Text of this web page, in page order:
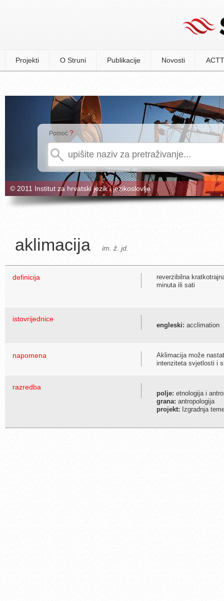
Projekti O Struni Publikacije Novosti
Pomoć ?
© 2011 Institut za hrvatski jezik i jezikoslovlje
aklimacija im. ž. jd.
definicija
reverzibilna
minuta ili sati
istovrijednice
engleski: acclimation
napomena
Aklimacija može
intenziteta svjetlosti i
razredba
polje: etnologija i
grana: antropologija
projekt: Izgradnja